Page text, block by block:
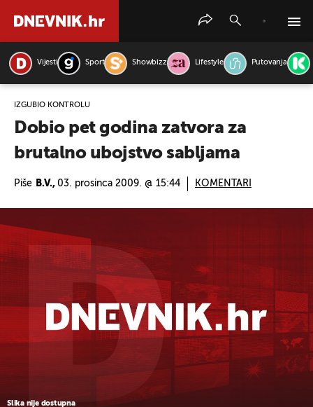
Vijesti Sport Showbizz Lifestyle Putovanja
IZGUBIO KONTROLU
Dobio pet godina zatvora za
brutalno ubojstvo sabljama
Piše B.V., 03. prosinca 2009. @ 15:44 KOMENTARI
Slika nije dostupna
PRETRAŽITE VIJESTI